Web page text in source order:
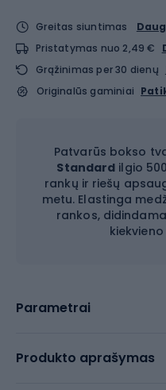
Greitas siuntimas
Pristatymas nuo 2,49 €
Grąžinimas per 30 dienų
Originalūs gaminiai
Patvarūs bokso
Standard ilgio
rankų ir riešų
metu. Elastinga
rankos,
Parametrai
Produkto aprašymas